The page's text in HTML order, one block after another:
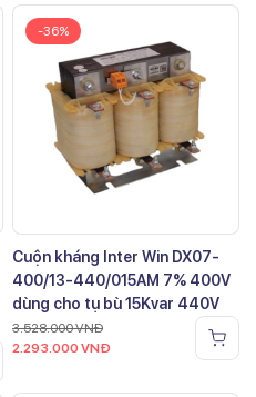
-36%
Cuộn kháng Inter Win DX07-
400/13-440/015AM 7% 400V
dùng cho tụ bù 15Kvar 440V
3.528.000VNĐ
2.293.000 VNĐ